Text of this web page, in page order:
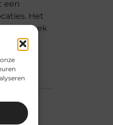
een
Het
je op zoek